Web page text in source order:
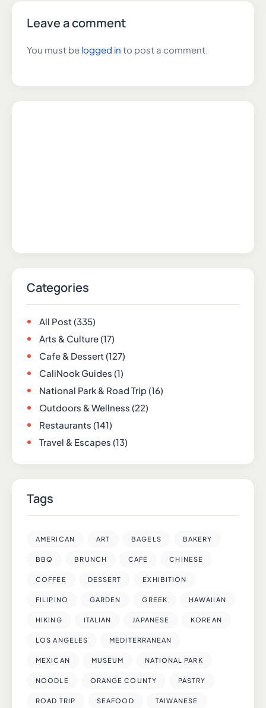
Leave a comment
You must be logged in to post a comment.
Categories
All Post(335)
Arts & Culture(17)
Cafe & Dessert(127)
CaliNook Guides (1)
National Park & Road Trip(16)
Outdoors & Wellness (22)
Restaurants (141)
Travel & Escapes (13)
Tags
AMERICAN ART BAGELS BAKERY
BBQ BRUNCH CAFE CHINESE
COFFEE DESSERT EXHIBITION
FILIPINO GARDEN GREEK HAWAIIAN
HIKING ITALIAN JAPANESE KOREAN
LOS ANGELES MEDITERRANEAN
MEXICAN MUSEUM NATIONAL PARK
NOODLE ORANGE COUNTY PASTRY
ROAD TRIP SEAFOOD TAIWANESE